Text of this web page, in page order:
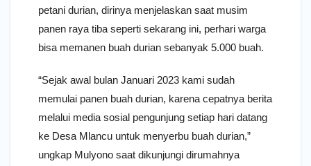
petani durian, dirinya menjelaskan saat musim
panen raya tiba seperti sekarang ini, perhari warga
bisa memanen buah durian sebanyak 5.000 buah.
“Sejak awal bulan Januari 2023 kami sudah
memulai panen buah durian, karena cepatnya berita
melalui media sosial pengunjung setiap hari datang
ke Desa Mlancu untuk menyerbu buah durian,”
ungkap Mulyono saat dikunjungi dirumahnya